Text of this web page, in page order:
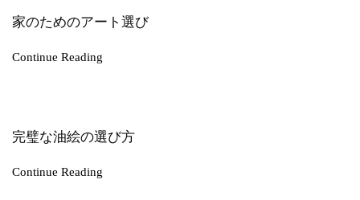
家のためのアート選び
Continue Reading
完璧な油絵の選び方
Continue Reading